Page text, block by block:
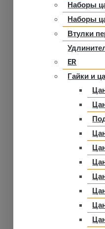
Наборы
Наборы
Втулки
ER
Гайки и